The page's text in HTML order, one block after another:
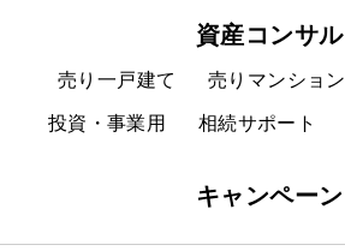
資産コンサル
売り一戸建て 売りマンション
投資・事業用 相続サポート
キャンペーン